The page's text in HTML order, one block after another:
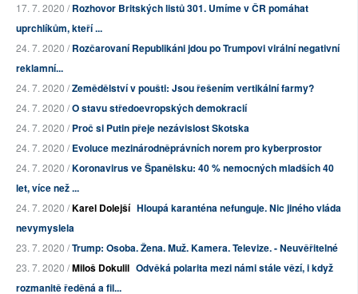
17. 7. 2020 /Rozhovor Britských listů 301. Umíme v ČR pomáhat
uprchlíkům, kteří ...
24. 7. 2020 /Rozčarovaní Republikáni jdou po Trumpovi virální negativní
reklamní...
24. 7. 2020 /Zemědělství v poušti: Jsou řešením vertikální farmy?
24. 7. 2020 /O stavu středoevropských demokracií
24. 7. 2020 /Proč si Putin přeje nezávislost Skotska
24. 7. 2020 /Evoluce mezinárodněprávních norem pro kyberprostor
24. 7. 2020 /Koronavirus ve Španělsku: 40 % nemocných mladších 40
let, více než ...
24. 7. 2020 /Karel Dolejší Hloupá karanténa nefunguje. Nic jiného vláda
nevymyslela
23. 7. 2020 /Trump: Osoba. Žena. Muž. Kamera. Televize. - Neuvěřitelné
23. 7. 2020 /Miloš Dokulil Odvěká polarita mezi námi stále vězí, i když
rozmanitě ředěná a fil...